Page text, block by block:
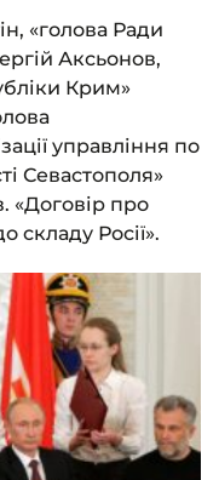
«голова Ради
Аксьонов,
Крим»
управління по
Севастополя»
«Договір про
складу Росії».